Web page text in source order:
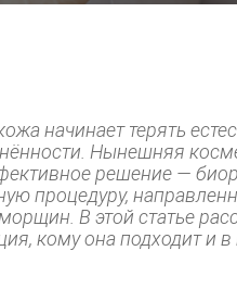
начинает терять
Нынешняя
решение —
процедуру,
В этой статье
кому она подходит и в